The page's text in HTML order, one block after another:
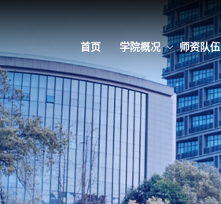
首页 学院概况 师资队伍